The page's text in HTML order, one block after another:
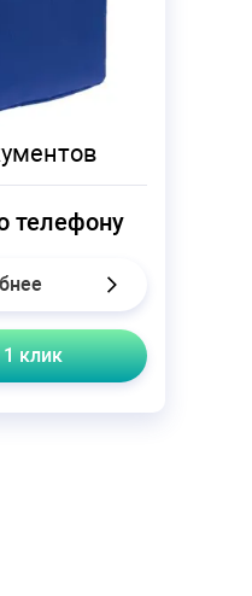
телефону
клик